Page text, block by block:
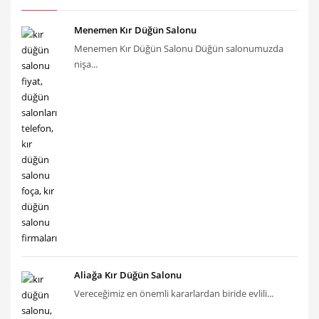
Menemen Kır Düğün Salonu
Menemen Kır Düğün Salonu Düğün salonumuzda
nişa...
Aliağa Kır Düğün Salonu
Vereceğimiz en önemli kararlardan biride evlili...